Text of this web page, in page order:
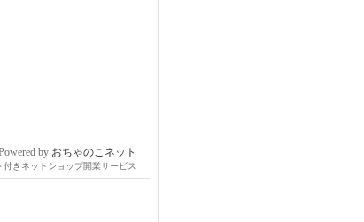
by おちゃのこネット
きネットショップ開業サービス